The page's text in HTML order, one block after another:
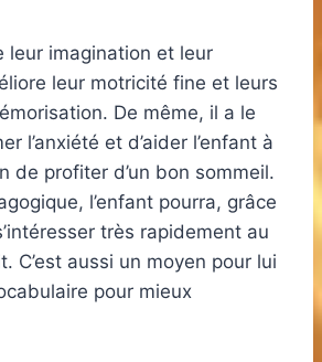
leur imagination et leur
leur motricité fine et leurs
De même, il a le
l’anxiété et d’aider l’enfant à
de profiter d’un bon sommeil.
l’enfant pourra, grâce
très rapidement au
C’est aussi un moyen pour lui
pour mieux